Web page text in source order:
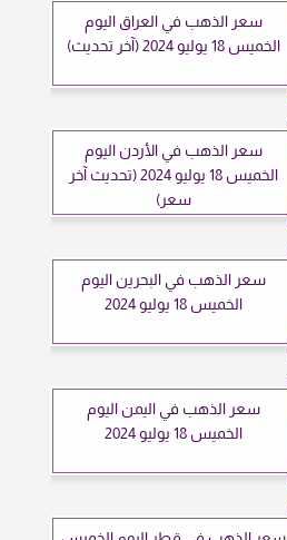
سعر الذهب في العراق اليوم
الخميس 18 يوليو 2024 (آخر تحديث)
سعر الذهب في الأردن اليوم
الخميس 18 يوليو 2024 (تحديث آخر
سعر)
سعر الذهب في البحرين اليوم
الخميس 18 يوليو 2024
سعر الذهب في اليمن اليوم
الخميس 18 يوليو 2024